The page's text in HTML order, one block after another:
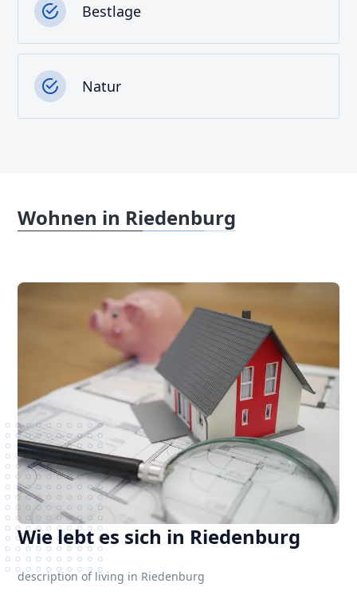
Bestlage
Natur
Wohnen in Riedenburg
Wie lebt es sich in Riedenburg
description of living in Riedenburg